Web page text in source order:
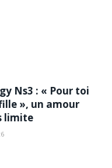
Ns3 : « Pour toi
», un amour
limite